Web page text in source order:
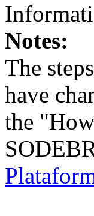
Notes:
The
have
the